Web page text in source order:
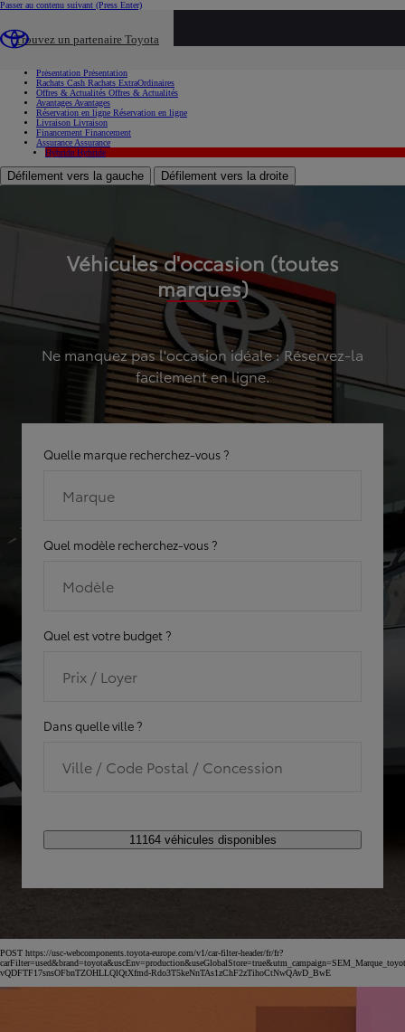
Passer au contenu suivant (Press Enter)
Trouvez un partenaire Toyota
Présentation Présentation
Rachats Cash Rachats ExtraOrdinaires
Offres & Actualités Offres & Actualités
Avantages Avantages
Réservation en ligne Réservation en ligne
Livraison Livraison
Financement Financement
Assurance Assurance
Hybride Hybride
Défilement vers la gauche Défilement vers la droite
Véhicules d'occasion (toutes
marques)
Ne manquez pas l'occasion idéale : Réservez-la
facilement en ligne.
Quelle marque recherchez-vous ?
Marque
Quel modèle recherchez-vous ?
Modèle
Quel est votre budget ?
Prix / Loyer
Dans quelle ville ?
Ville / Code Postal / Concession
11164 véhicules disponibles
POST https://usc-webcomponents.toyota-europe.com/v1/car-filter-header/fr/fr?
vQDFTF17snsOFbnTZOHLLQlQtXfmd-Rdo3T5keNnTAs1zChF2zTihoCtNwQAvD_BwE